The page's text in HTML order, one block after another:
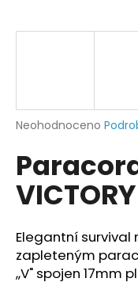
Průměrné
produktu
je
0,0
z
hvězdiček.
Neohodnoceno
Elegantní survival
zapleteným
,,V" spojen 17mm
j
?
D
o